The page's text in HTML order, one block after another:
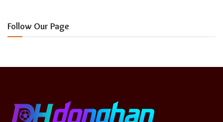
Follow Our Page